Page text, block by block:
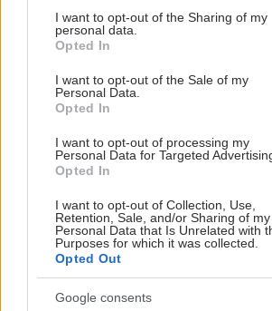
not limited to your visit or usage
grant or deny consent to Google and its
use your data for below specified
consent section.
I want to opt-out of the Sharing of my
personal data.
Opted In
I want to opt-out of the Sale of my
Personal Data.
Opted In
I want to opt-out of processing my
Personal Data for Targeted
Opted In
I want to opt-out of Collection, Use,
Retention, Sale, and/or Sharing of my
Personal Data that Is Unrelated with
Purposes for which it was collected.
Opted Out
Google consents
ΜΠΕΙΤΕ ΣΤΗ ΣΥΖΗΤΗΣΗ